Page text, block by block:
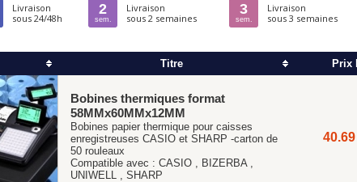
Livraison
sous 24/48h
2
sem.
Livraison
sous 2 semaines
3
sem.
Livraison
sous 3 semaines
Titre Prix
Bobines thermiques format
58MMx60MMx12MM
Bobines papier thermique pour caisses
enregistreuses CASIO et SHARP -carton de
50 rouleaux
Compatible avec : CASIO , BIZERBA,
UNIWELL , SHARP